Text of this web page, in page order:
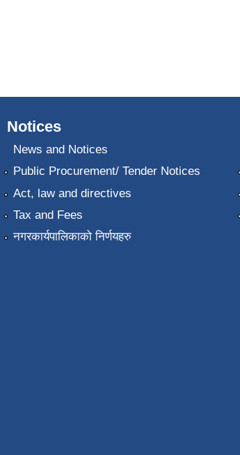
Notices
News and Notices
Public Procurement/ Tender Notices
Act, law and directives
Tax and Fees
नगरकार्यपालिकाको निर्णयहरु